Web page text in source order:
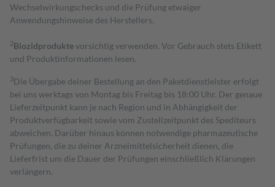
Wechselwirkungschecks und die Prüfung etwaiger
Anwendungshinweise des Herstellers.
2Biozidproduktevorsichtig verwenden. Vor Gebrauch stets Etikett
und Produktinformationen lesen.
3Die Übergabe deiner Bestellung an den Paketdienstleister erfolgt
bei uns werktags von Montag bis Freitag bis 18:00 Uhr. Der genaue
Lieferzeitpunkt kann je nach Region und in Abhängigkeit der
Produktverfügbarkeit sowie vom Zustellzeitpunkt des Spediteurs
abweichen. Darüber hinaus können notwendige pharmazeutische
Prüfungen, die zu deiner Arzneimittelsicherheit dienen, die
Lieferfrist um die Dauer der Prüfungen einschließlich Klärungen
verlängern.